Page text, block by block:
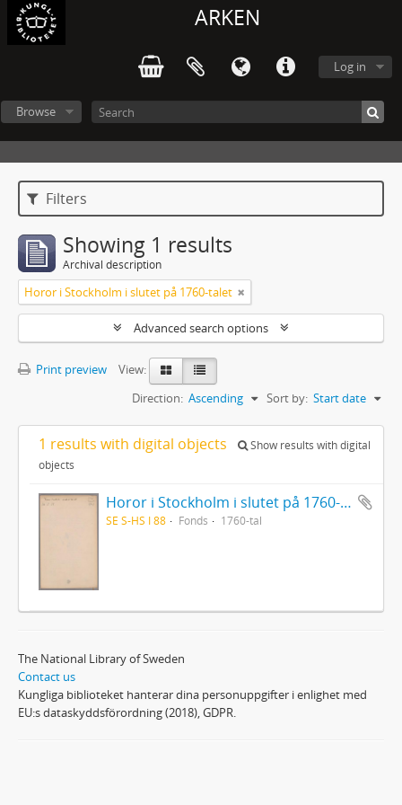
ARKEN
Log in
Browse
Filters
Showing 1 results
Archival description
Horor i Stockholm i slutet på 1760-talet
Advanced search options
Print preview
View:
Sort by: Start date
Direction: Ascending
1 results with digital objects
Show results with digital
objects
Horor i Stockholm i slutet på 1760-talet
SE S-HS I 88 Fonds 1760-tal
The National Library of Sweden
Contact us
Kungliga biblioteket hanterar dina personuppgifter i enlighet med
EU:s dataskyddsförordning (2018), GDPR.